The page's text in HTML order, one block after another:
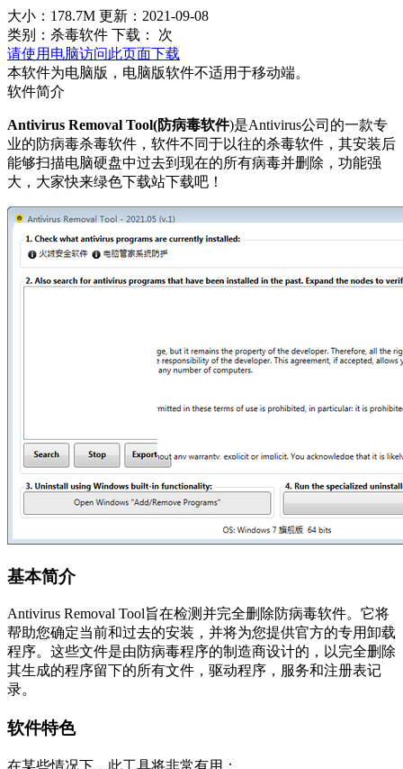
大小：178.7M 更新：2021-09-08
类别：杀毒软件 下载：
次
请使用电脑访问此页面下载
本软件为电脑版，电脑版软件不适用于移动端。
软件简介
Antivirus Removal Tool(防病毒软件)是Antivirus公司的一款专
业的防病毒杀毒软件，软件不同于以往的杀毒软件，其安装后
能够扫描电脑硬盘中过去到现在的所有病毒并删除，功能强
大，大家快来绿色下载站下载吧！
基本简介
Antivirus Removal Tool旨在检测并完全删除防病毒软件。它将
帮助您确定当前和过去的安装，并将为您提供官方的专用卸载
程序。这些文件是由防病毒程序的制造商设计的，以完全删除
其生成的程序留下的所有文件，驱动程序，服务和注册表记
录。
软件特色
在某些情况下，此工具将非常有用：